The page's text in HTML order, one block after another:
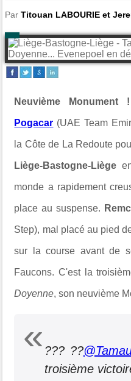
ParTitouan LABOURIE et
Neuvième Monument !
Pogacar (UAE Team
la Côte de La Redoute
Liège-Bastogne-Liège
monde a rapidement
place au suspense.
Step), mal placé au pied
sur la course avant de
Faucons. C'est la
Doyenne, son neuvième
??? ??
troisième